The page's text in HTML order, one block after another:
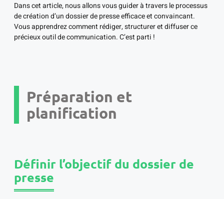
Dans cet article, nous allons vous guider à travers le processus
de création d’un dossier de presse efficace et convaincant.
Vous apprendrez comment rédiger, structurer et diffuser ce
précieux outil de communication. C’est parti !
Préparation et
planification
Définir l’objectif du dossier de
presse